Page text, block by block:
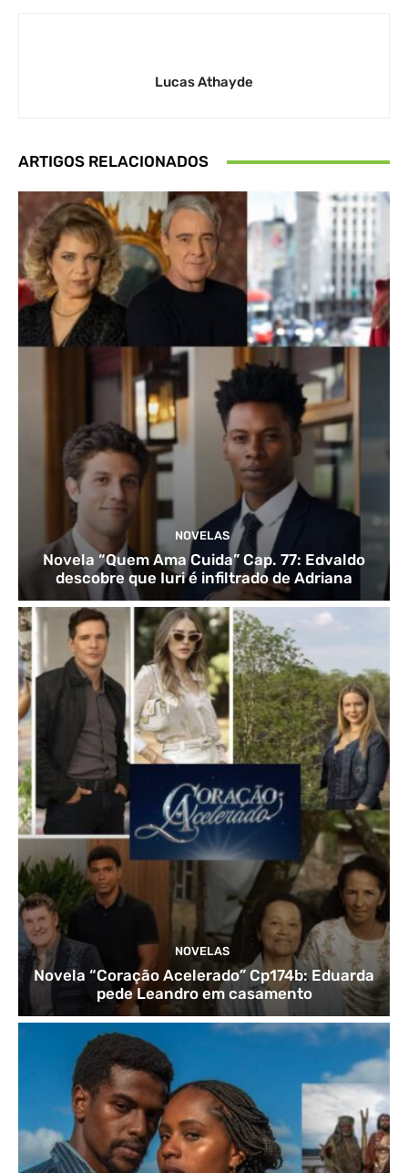
Lucas Athayde
ARTIGOS RELACIONADOS
NOVELAS
Novela “Quem Ama Cuida” Cap. 77: Edvaldo
descobre que Iuri é infiltrado de Adriana
NOVELAS
Novela “Coração Acelerado” Cp174b: Eduarda
pede Leandro em casamento